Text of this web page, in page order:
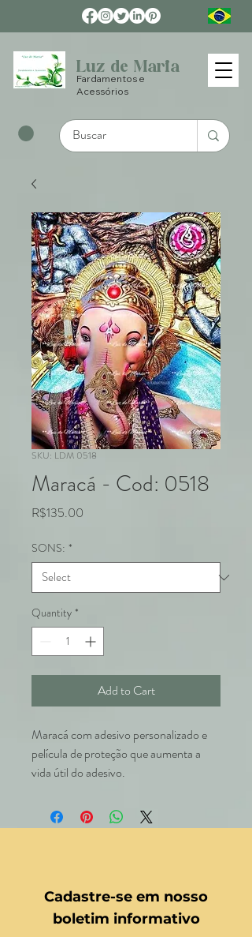
Luz de Maria
Fardamentos e
Acessórios
SKU: LDM 0518
Maracá - Cod: 0518
R$135.00
SONS: *
Quantity *
Add to Cart
Maracá com adesivo personalizado e
película de proteção que aumenta a
vida útil do adesivo.
Cadastre-se em nosso
boletim informativo